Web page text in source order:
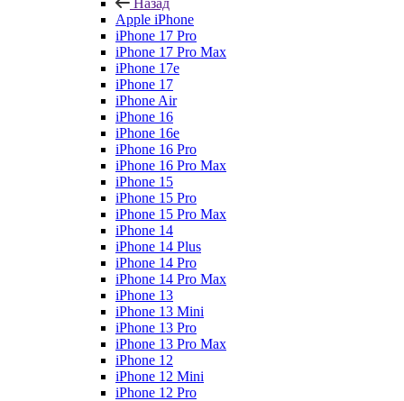
Назад
Apple iPhone
iPhone 17 Pro
iPhone 17 Pro Max
iPhone 17e
iPhone 17
iPhone Air
iPhone 16
iPhone 16e
iPhone 16 Pro
iPhone 16 Pro Max
iPhone 15
iPhone 15 Pro
iPhone 15 Pro Max
iPhone 14
iPhone 14 Plus
iPhone 14 Pro
iPhone 14 Pro Max
iPhone 13
iPhone 13 Mini
iPhone 13 Pro
iPhone 13 Pro Max
iPhone 12
iPhone 12 Mini
iPhone 12 Pro